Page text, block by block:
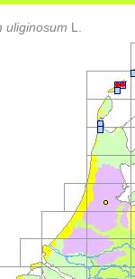
uliginosum L.